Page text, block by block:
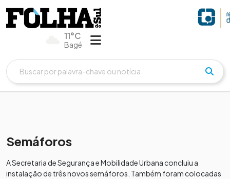
11°C
Bagé
Semáforos
A Secretaria de Segurança e Mobilidade Urbana concluiu a
instalação de três novos semáforos. Também foram colocadas